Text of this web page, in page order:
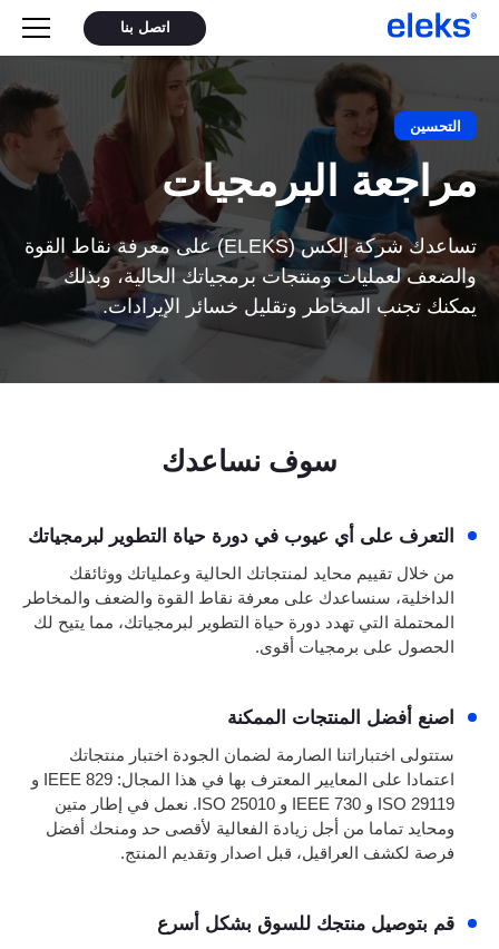
اتصل بنا
التحسين
مراجعة البرمجيات
تساعدك شركة إلكس (ELEKS) على معرفة نقاط القوة
والضعف لعمليات ومنتجات برمجياتك الحالية، وبذلك
يمكنك تجنب المخاطر وتقليل خسائر الإيرادات.
سوف نساعدك
التعرف على أي عيوب في دورة حياة التطوير لبرمجياتك
من خلال تقييم محايد لمنتجاتك الحالية وعملياتك ووثائقك
الداخلية، سنساعدك على معرفة نقاط القوة والضعف والمخاطر
المحتملة التي تهدد دورة حياة التطوير لبرمجياتك، مما يتيح لك
الحصول على برمجيات أقوى.
اصنع أفضل المنتجات الممكنة
ستتولى اختباراتنا الصارمة لضمان الجودة اختبار منتجاتك
اعتمادا على المعايير المعترف بها في هذا المجال: IEEE 829 و
ISO 29119 و IEEE 730 و ISO 25010. نعمل في إطار متين
ومحايد تماما من أجل زيادة الفعالية لأقصى حد ومنحك أفضل
فرصة لكشف العراقيل، قبل اصدار وتقديم المنتج.
قم بتوصيل منتجك للسوق بشكل أسرع